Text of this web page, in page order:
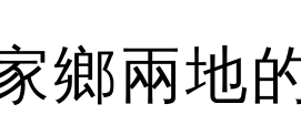
鄉兩地